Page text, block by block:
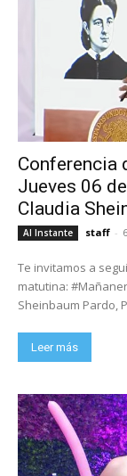
Conferencia
Jueves 06
Claudia
Al Instante staff -
Te invitamos a
matutina:
Sheinbaum Pardo,
Leer más